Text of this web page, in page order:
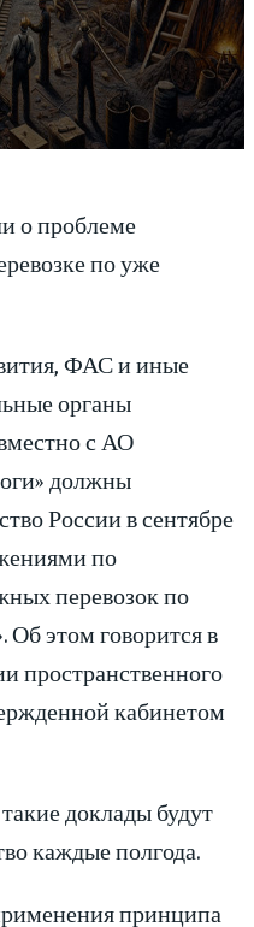
о проблеме
по уже
ФАС и иные
органы
с АО
должны
России в сентябре
по
перевозок по
Об этом говорится в
пространственного
кабинетом
доклады будут
каждые полгода.
принципа